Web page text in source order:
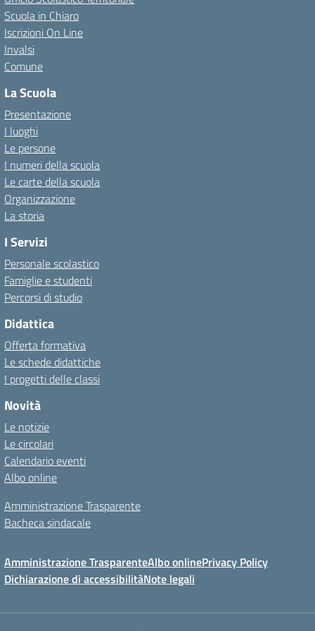
Scuola in Chiaro
Iscrizioni On Line
Invalsi
Comune
La Scuola
Presentazione
I luoghi
Le persone
I numeri della scuola
Le carte della scuola
Organizzazione
La storia
I Servizi
Personale scolastico
Famiglie e studenti
Percorsi di studio
Didattica
Offerta formativa
Le schede didattiche
I progetti delle classi
Novità
Le notizie
Le circolari
Calendario eventi
Albo online
Amministrazione Trasparente
Bacheca sindacale
Amministrazione TrasparenteAlbo onlinePrivacy Policy
Dichiarazione di accessibilitàNote legali